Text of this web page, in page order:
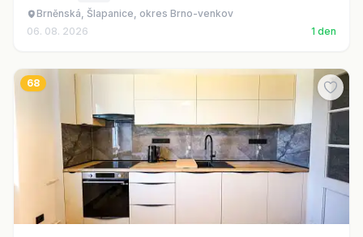
Brněnská, Šlapanice, okres Brno-venkov
06. 08. 2026
1 den
68